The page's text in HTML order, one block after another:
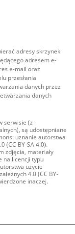
adresy skrzynek
adresem e-
e-mail oraz
przesłania
danych przez
danych
serwisie (z
są udostępniane
uznanie autorstwa
(CC BY-SA 4.0).
zdjęcia, materiały
na licencji typu
użycie
4.0 (CC BY-
inaczej.